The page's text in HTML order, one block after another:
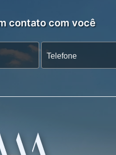
contato com você